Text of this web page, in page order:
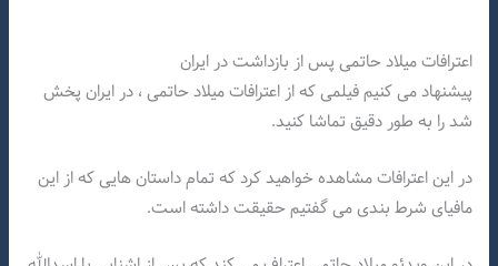
اعترافات میلاد حاتمی پس از بازداشت در ایران
پیشنهاد می کنیم فیلمی که از اعترافات میلاد حاتمی ، در ایران پخش
شد را به طور دقیق تماشا کنید.
در این اعترافات مشاهده خواهید کرد که تمام داستان هایی که از این
مافیای شرط بندی می گفتیم حقیقت داشته است.